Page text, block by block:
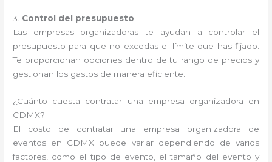
3. Control del presupuesto
Las empresas organizadoras te ayudan a controlar el
presupuesto para que no excedas el límite que has fijado.
Te proporcionan opciones dentro de tu rango de precios y
gestionan los gastos de manera eficiente.
¿Cuánto cuesta contratar una empresa organizadora en
CDMX?
El costo de contratar una empresa organizadora de
eventos en CDMX puede variar dependiendo de varios
factores, como el tipo de evento, el tamaño del evento y